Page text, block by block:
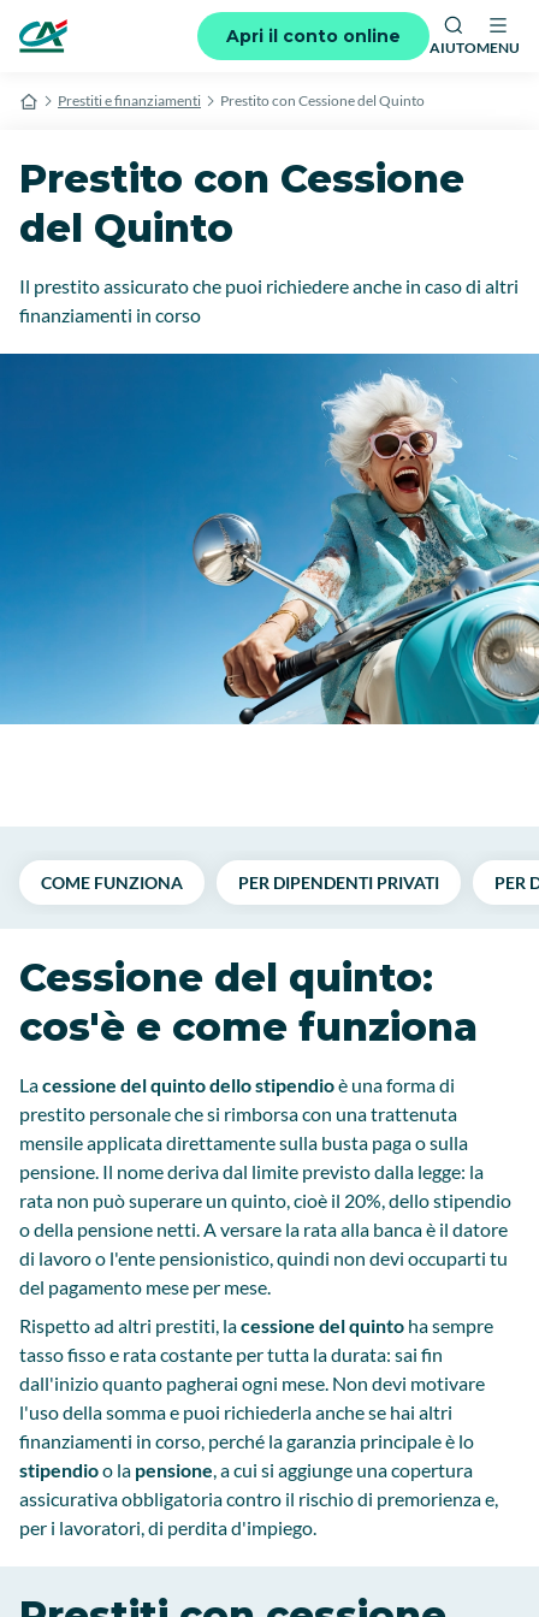
Apri il conto online
AIUTOMENU
Prestiti e finanziamenti Prestito con Cessione del Quinto
Prestito con Cessione
del Quinto
Il prestito assicurato che puoi richiedere anche in caso di altri
finanziamenti in corso
COME FUNZIONA PER DIPENDENTI PRIVATI PER
Cessione del quinto:
cos'è e come funziona
Lacessione del quinto dello stipendioè una forma di
prestito personale che si rimborsa con una trattenuta
mensile applicata direttamente sulla busta paga o sulla
pensione. Il nome deriva dal limite previsto dalla legge: la
rata non può superare un quinto, cioè il 20%, dello stipendio
o della pensione netti. A versare la rata alla banca è il datore
di lavoro o l'ente pensionistico, quindi non devi occuparti tu
del pagamento mese per mese.
Rispetto ad altri prestiti, lacessione del quinto ha sempre
tasso fisso e rata costante per tutta la durata: sai fin
dall'inizio quanto pagherai ogni mese. Non devi motivare
l'uso della somma e puoi richiederla anche se hai altri
finanziamenti in corso, perché la garanzia principale è lo
stipendioo la pensione, a cui si aggiunge una copertura
assicurativa obbligatoria contro il rischio di premorienza e,
per i lavoratori, di perdita d'impiego.